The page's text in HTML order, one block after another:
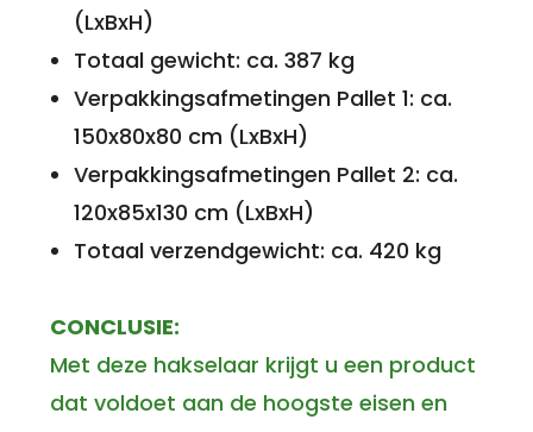
(LxBxH)
Totaal gewicht: ca. 387 kg
Verpakkingsafmetingen Pallet 1: ca.
150x80x80 cm (LxBxH)
Verpakkingsafmetingen Pallet 2: ca.
120x85x130 cm (LxBxH)
Totaal verzendgewicht: ca. 420 kg
CONCLUSIE:
Met deze hakselaar krijgt u een product
dat voldoet aan de hoogste eisen en